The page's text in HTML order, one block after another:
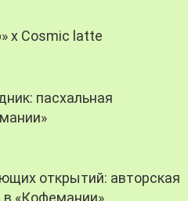
х Cosmic latte
пасхальная
открытий: авторская